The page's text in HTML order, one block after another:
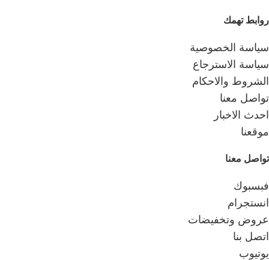
روابط تهمك
سياسة الخصوصية
سياسة الاسترجاع
الشروط والاحكام
تواصل معنا
احدث الاخبار
موقعنا
تواصل معنا
فبسبوك
انستجرام
عروض وتخفيضات
اتصل بنا
يوتيوب